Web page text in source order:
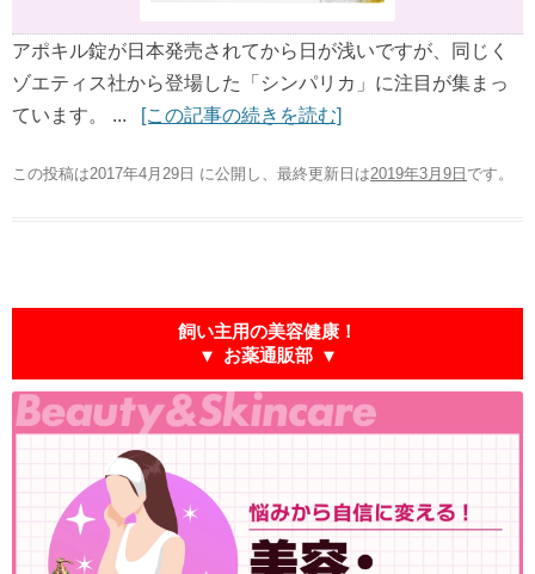
アポキル錠が日本発売されてから日が浅いですが、同じく
ゾエティス社から登場した「シンパリカ」に注目が集まっ
ています。 ...
[この記事の続きを読む]
この投稿は2017年4月29日 に公開し、最終更新日は2019年3月9日 です 。
飼い主用の美容健康！
▼ お薬通販部 ▼